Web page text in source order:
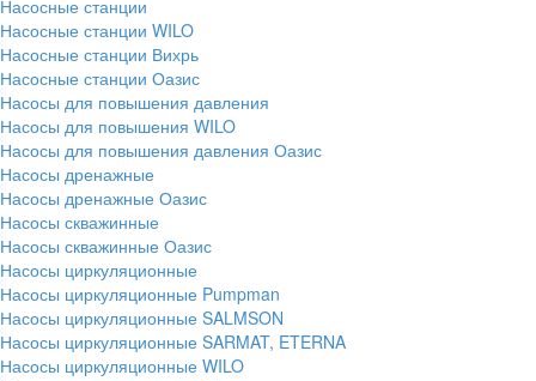
Насосные станции
Насосные станции WILO
Насосные станции Вихрь
Насосные станции Оазис
Насосы для повышения давления
Насосы для повышения WILO
Насосы для повышения давления Оазис
Насосы дренажные
Насосы дренажные Оазис
Насосы скважинные
Насосы скважинные Оазис
Насосы циркуляционные
Насосы циркуляционные Pumpman
Насосы циркуляционные SALMSON
Насосы циркуляционные SARMAT, ETERNA
Насосы циркуляционные WILO